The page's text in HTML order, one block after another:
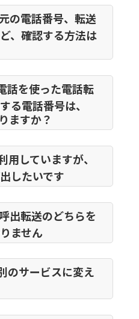
の電話番号、転送
、確認する方法は
話を使った電話転
る電話番号は、
ますか？
用していますが、
したいです
出転送のどちらを
ません
のサービスに変え